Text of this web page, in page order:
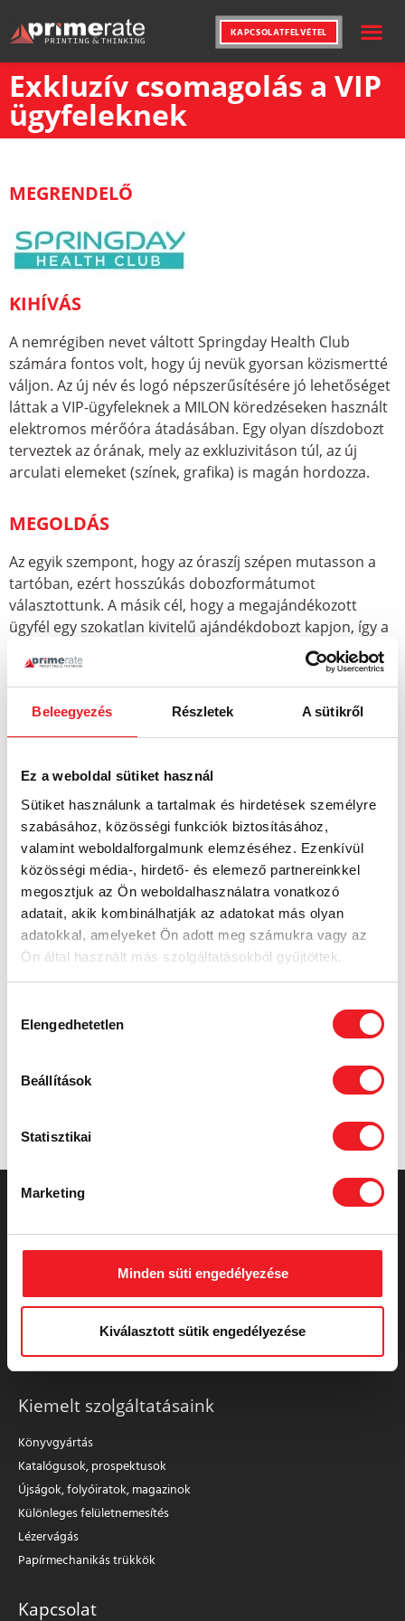
Beleegyezés Részletek A sütikről
Ez a weboldal sütiket használ
Sütiket használunk a tartalmak és hirdetések személyre
szabásához, közösségi funkciók biztosításához,
valamint weboldalforgalmunk elemzéséhez. Ezenkívül
közösségi média-, hirdető- és elemező partnereinkkel
megosztjuk az Ön weboldalhasználatra vonatkozó
adatait, akik kombinálhatják az adatokat más olyan
adatokkal, amelyeket Ön adott meg számukra vagy az
Ön által használt más szolgáltatásokból gyűjtöttek.
kiválasztása
Elengedhetetlen
Beállítások
Statisztikai
Marketing
Minden süti engedélyezése
Kiválasztott sütik engedélyezése
KAPCSOLATFELVÉTEL
Exkluzív csomagolás a VIP
ügyfeleknek
MEGRENDELŐ
KIHÍVÁS
A nemrégiben nevet váltott Springday Health Club
számára fontos volt, hogy új nevük gyorsan közismertté
váljon. Az új név és logó népszerűsítésére jó lehetőséget
láttak a VIP-ügyfeleknek a MILON köredzéseken használt
elektromos mérőóra átadásában. Egy olyan díszdobozt
terveztek az órának, mely az exkluzivitáson túl, az új
arculati elemeket (színek, grafika) is magán hordozza.
MEGOLDÁS
Az egyik szempont, hogy az óraszíj szépen mutasson a
tartóban, ezért hosszúkás dobozformátumot
választottunk. A másik cél, hogy a megajándékozott
ügyfél egy szokatlan kivitelű ajándékdobozt kapjon, így a
„Springday” feliratot lézervágóval „metszettük ki”
budapesti nyomdánkban
. A feliraton keresztül átsejlik az
ajándék, míg a másik oldalon a köredzés termékelőnyei
olvashatóak.
ÜGYFÉLVÉLEMÉNY
„Az óratartó tok nagy sikert aratott vendégeink
körében. A cég színeit és logóját megjelenítő kék-
sárga doboz, mely a mérőórát rejti, azt sugallja VIP-
ügyfeleinknek, hogy hűségükért megajándékozzuk
őket. A Prime Rate segítségével egy igazán tetszetős
csomagolásban és cégünk hírnevéhez méltó módon
tudjuk átadni partnereinknek a MILON órát.”
Fürst István – brand manager, Springday Health Club
TOVÁBBI ÖTLETEK, ESETTANULMÁNYOK...
Prime Rate Nyomda
A régió legmodernebb digitális és ofszet nyomdája
Kiemelt szolgáltatásaink
Könyvgyártás
Katalógusok, prospektusok
Újságok, folyóiratok, magazinok
Különleges felületnemesítés
Lézervágás
Papírmechanikás trükkök
Kapcsolat